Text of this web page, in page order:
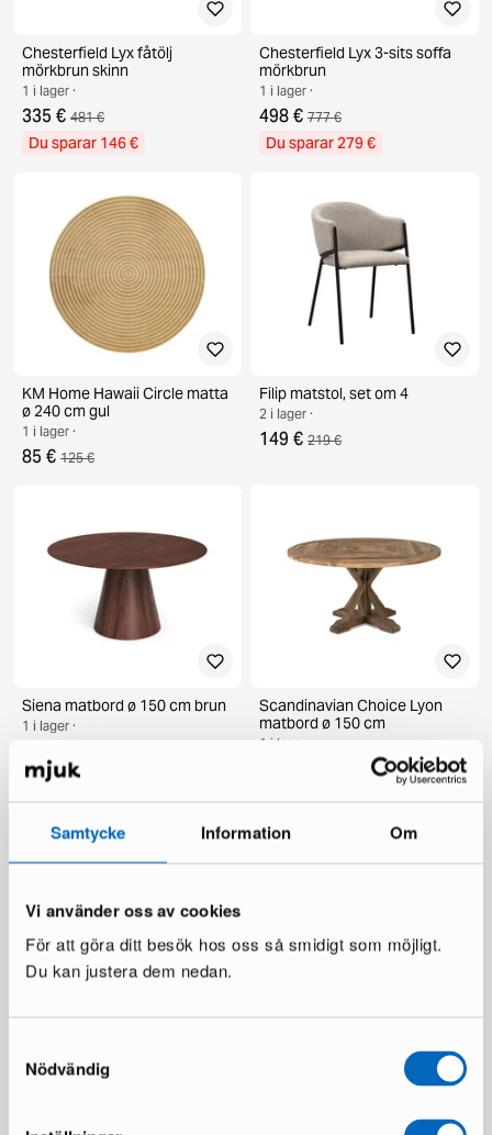
Samtycke Information Om
Vi använder oss av cookies
För att göra ditt besök hos oss så smidigt som möjligt.
Du kan justera dem nedan.
Nödvändig
Chesterfield Lyx fåtölj
mörkbrun skinn
1 i lager ·
335 € 481 €
Du sparar 146 €
Chesterfield Lyx 3-sits soffa
mörkbrun
1 i lager ·
498 € 777 €
Du sparar 279 €
KM Home Hawaii Circle matta
ø 240 cm gul
1 i lager ·
85 € 125 €
Filip matstol, set om 4
2 i lager ·
149 € 219 €
Siena matbord ø 150 cm brun
1 i lager ·
Du sparar 116 €
Scandinavian Choice Lyon
matbord ø 150 cm
1 i lager ·
140 cm grå
KM Home Relax matta 240 x